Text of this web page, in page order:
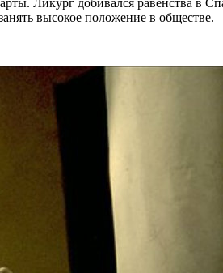
высокое положение в обществе.